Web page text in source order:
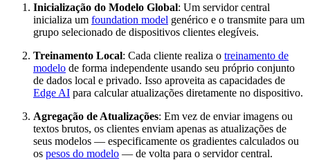
Inicialização do Modelo Global: Um servidor central
inicializa um foundation model genérico e o transmite para um
grupo selecionado de dispositivos clientes elegíveis.
Treinamento Local: Cada cliente realiza o treinamento de
modelo de forma independente usando seu próprio conjunto
de dados local e privado. Isso aproveita as capacidades de
Edge AI para calcular atualizações diretamente no dispositivo.
Agregação de Atualizações: Em vez de enviar imagens ou
textos brutos, os clientes enviam apenas as atualizações de
seus modelos — especificamente os gradientes calculados ou
os pesos do modelo — de volta para o servidor central.